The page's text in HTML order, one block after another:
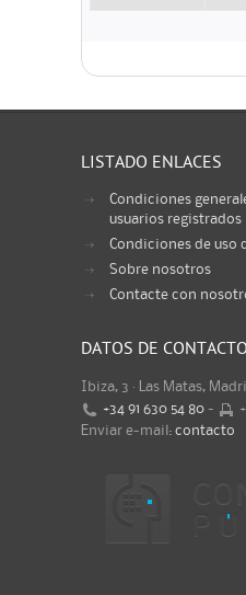
LISTADO ENLACES
Condiciones
usuarios registrados
Condiciones de uso
Sobre nosotros
Contacte con
DATOS DE CONTACTO
Ibiza, 3 · Las Matas,
+34 91 630 54 80 -
Enviar e-mail: contacto